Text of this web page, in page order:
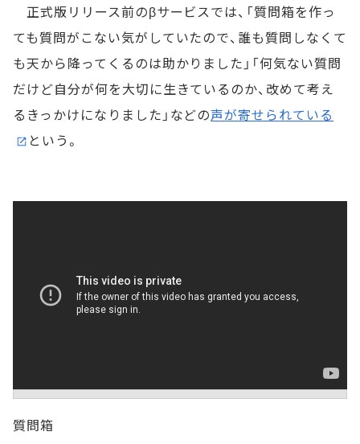
正式版リリース前のβサービスでは、「質問箱を作っ
ても質問がこない気がしていたので、誰も質問しなくて
も天から降ってくるのは助かりました」「何気ない質問
だけど自分が何を大切に生きているのか、改めて考え
るきっかけになりました」などの声が寄せられている
という。
質問箱